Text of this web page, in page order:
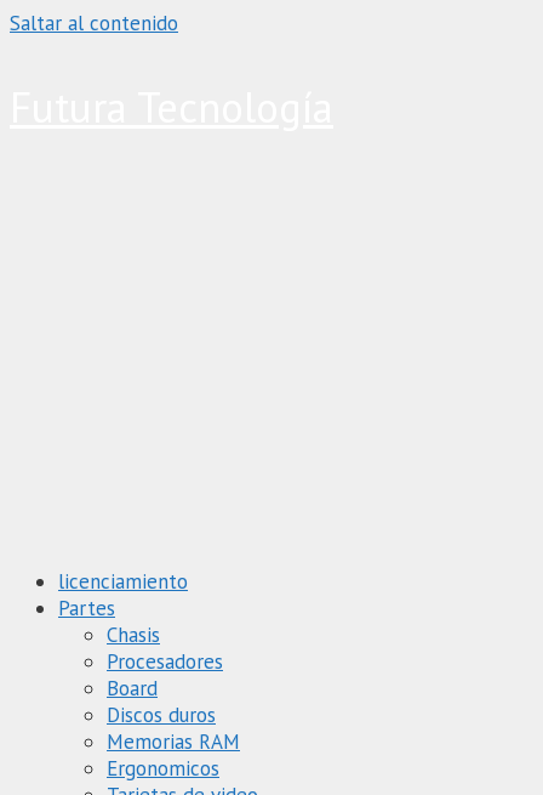
Saltar al contenido
licenciamiento
Partes
Chasis
Procesadores
Board
Discos duros
Memorias RAM
Ergonomicos